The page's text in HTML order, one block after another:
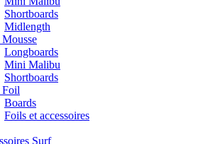
Shortboards
Midlength
Mousse
Longboards
Mini Malibu
Shortboards
Foil
Boards
Foils et accessoires
Surf